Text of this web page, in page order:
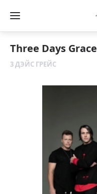
Three Days Grace
3 ДЭЙС ГРЕЙС